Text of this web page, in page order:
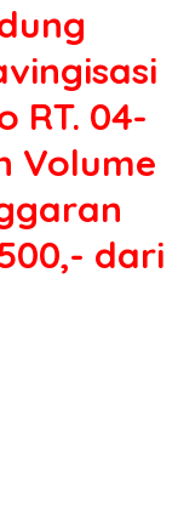
RT. 04-
Volume
dari